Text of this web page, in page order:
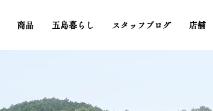
商品 五島暮らし スタッフブログ 店舗